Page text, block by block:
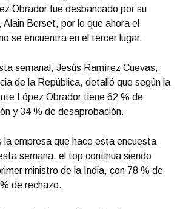
Obrador fue desbancado por su
Alain Berset, por lo que ahora el
se encuentra en el tercer lugar.
semanal, Jesús Ramírez Cuevas,
de la República, detalló que según la
López Obrador tiene 62 % de
y 34 % de desaprobación.
la empresa que hace esta encuesta
semana, el top continúa siendo
ministro de la India, con 78 % de
de rechazo.